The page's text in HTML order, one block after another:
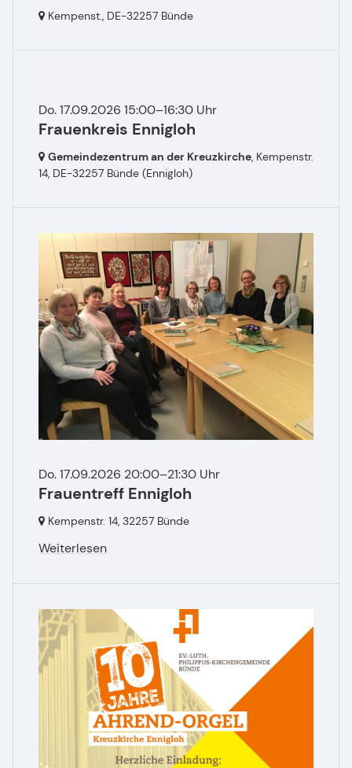
Kempenst., DE-32257 Bünde
Do. 17.09.2026 15:00–16:30 Uhr
Frauenkreis Ennigloh
Gemeindezentrum an der Kreuzkirche, Kempenstr.
14, DE-32257 Bünde (Ennigloh)
Do. 17.09.2026 20:00–21:30 Uhr
Frauentreff Ennigloh
Kempenstr. 14, 32257 Bünde
Weiterlesen